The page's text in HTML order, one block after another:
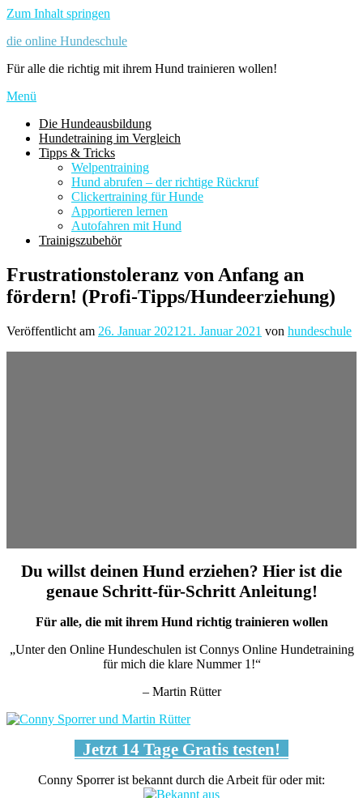
Zum Inhalt springen
die online Hundeschule
Für alle die richtig mit ihrem Hund trainieren wollen!
Menü
Die Hundeausbildung
Hundetraining im Vergleich
Tipps & Tricks
Welpentraining
Hund abrufen – der richtige Rückruf
Clickertraining für Hunde
Apportieren lernen
Autofahren mit Hund
Trainigszubehör
Frustrationstoleranz von Anfang an
fördern! (Profi-Tipps/Hundeerziehung)
Veröffentlicht am 26. Januar 2021 21. Januar 2021 von hundeschule
Du willst deinen Hund erziehen? Hier ist die
genaue Schritt-für-Schritt Anleitung!
Für alle, die mit ihrem Hund richtig trainieren wollen
„Unter den Online Hundeschulen ist Connys Online Hundetraining
für mich die klare Nummer 1!“
– Martin Rütter
Jetzt 14 Tage Gratis testen!
Conny Sporrer ist bekannt durch die Arbeit für oder mit: